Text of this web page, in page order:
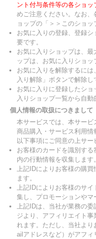
ント付与条件等の各ショ
めご注意ください。なお
ョップの「＞＞このショッ
お気に入りの登録、登録
要です。
お気に入りショップは、
ップは、お気に入りショッ
お気に入りを解除するに
入り解除」ボタンで解除し
お気に入りに登録したシ
入りショップ一覧から自動
個人情報の取扱につきまして
本サービスでは、本サー
商品購入・サービス利用情
以下事項にご同意の上サー
お客様のカードを識別す
内の行動情報を収集します。
上記IDによりお客様の購
ます。
上記IDによりお客様のサ
集し、プロモーションやマ
上記IDは、当社が業務の
ジより、アフィリエイト
れます。ただし、当社よ
ailアドレスなど）がアフ